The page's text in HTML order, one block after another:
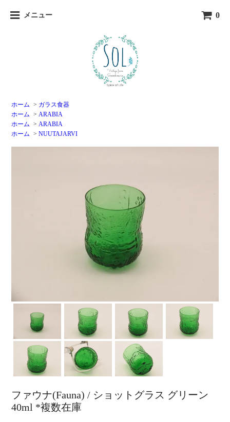
メニュー 0
ホーム > ガラス食器
ホーム > ARABIA
ホーム > ARABIA
ホーム >NUUTAJARVI
ファウナ(Fauna) / ショットグラス グリーン
40ml *複数在庫